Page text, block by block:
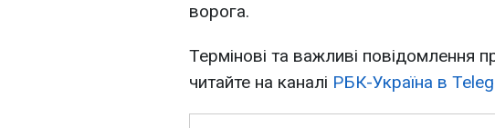
ворога.
Термінові та важливі повідомлення
читайте на каналі РБК-Україна в